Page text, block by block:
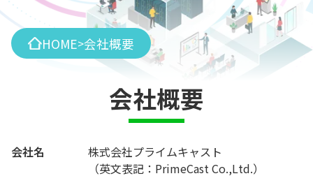
HOME>会社概要
会社概要
会社名
株式会社プライムキャスト
（英文表記：PrimeCast Co.,Ltd.）